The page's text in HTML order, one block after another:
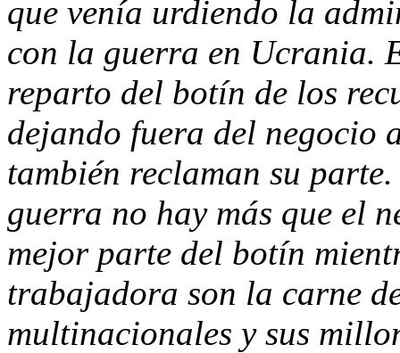
que venía urdiendo la
con la guerra en Ucrania.
reparto del botín de los
dejando fuera del negocio
también reclaman su
guerra no hay más que el
mejor parte del botín
trabajadora son la carne
multinacionales y sus